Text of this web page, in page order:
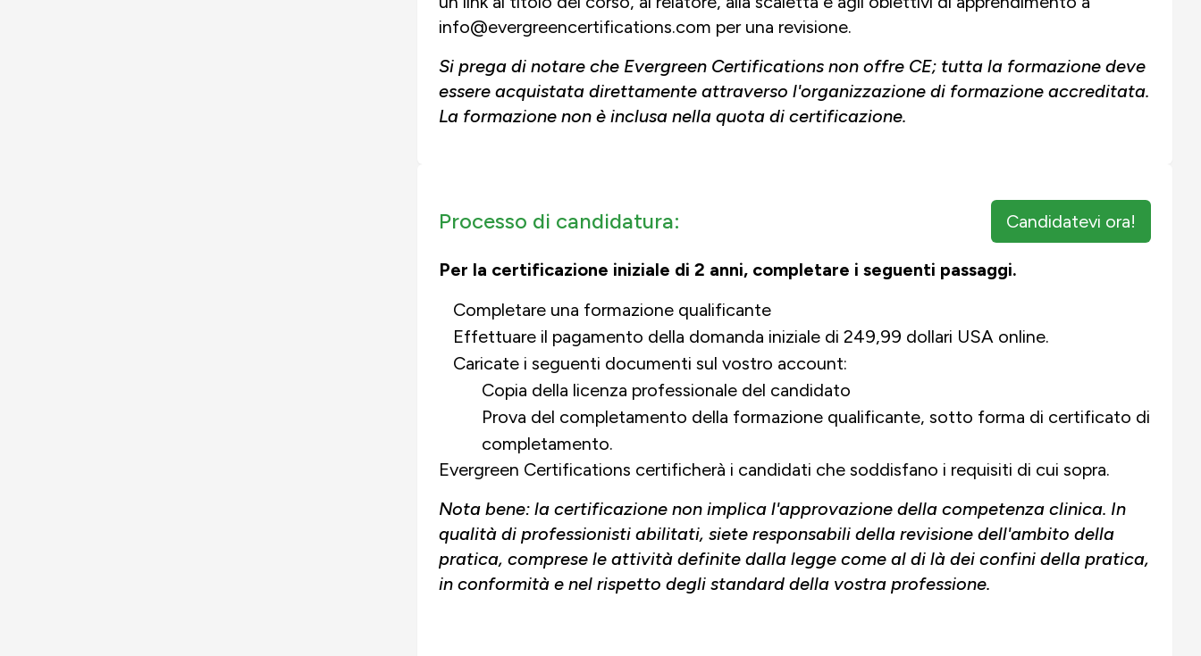
info@evergreencertifications.com per una revisione.
Si prega di notare che Evergreen Certifications non offre CE; tutta la formazione deve
essere acquistata direttamente attraverso l'organizzazione di formazione accreditata.
La formazione non è inclusa nella quota di certificazione.
Processo di candidatura: Candidatevi ora!
Per la certificazione iniziale di 2 anni, completare i seguenti passaggi.
Completare una formazione qualificante
Effettuare il pagamento della domanda iniziale di 249,99 dollari USA online.
Caricate i seguenti documenti sul vostro account:
Copia della licenza professionale del candidato
Prova del completamento della formazione qualificante, sotto forma di certificato di
completamento.
Evergreen Certifications certificherà i candidati che soddisfano i requisiti di cui sopra.
Nota bene: la certificazione non implica l'approvazione della competenza clinica. In
qualità di professionisti abilitati, siete responsabili della revisione dell'ambito della
pratica, comprese le attività definite dalla legge come al di là dei confini della pratica,
in conformità e nel rispetto degli standard della vostra professione.